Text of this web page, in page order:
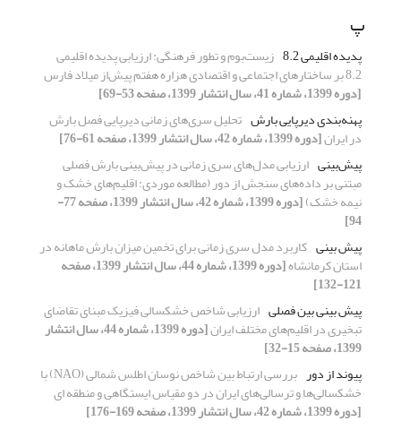
پ
پدیده اقلیمی 8.2 زیست‌بوم و تطور فرهنگی: ارزیابی پدیده اقلیمی
8.2 بر ساختارهای اجتماعی و اقتصادی هزاره هفتم پیش‌از میلاد فارس
[دوره 1399، شماره 41، سال انتشار 1399، صفحه 53-69]
پهنه‌بندی دیرپایی بارش تحلیل سری‌های زمانی دیرپایی فصل بارش
در ایران[دوره 1399، شماره 42، سال انتشار 1399، صفحه 61-76]
پیش‌بینی ارزیابی مدل‌های سری زمانی در پیش‌بینی بارش فصلی
مبتنی بر داده‌های سنجش از دور (مطالعه موردی: اقلیم‌های خشک و
نیمه خشک) [دوره 1399، شماره 42، سال انتشار 1399، صفحه 77-
94]
پیش بینی کاربرد مدل سری زمانی برای تخمین میزان بارش ماهانه در
استان کرمانشاه [دوره 1399، شماره 44، سال انتشار 1399، صفحه
121-132]
پیش بینی بین فصلی ارزیابی شاخص خشکسالی فیزیک مبنای تقاضای
تبخیری در اقلیم‌های مختلف ایران [دوره 1399، شماره 44، سال انتشار
1399، صفحه 15-32]
پیوند از دور
بررسی ارتباط بین شاخص نوسان اطلس شمالی (NAO) با
خشکسالی‌ها و ترسالی‌های ایران در دو مقیاس ایستگاهی و منطقه ای
[دوره 1399، شماره 42، سال انتشار 1399، صفحه 169-176]